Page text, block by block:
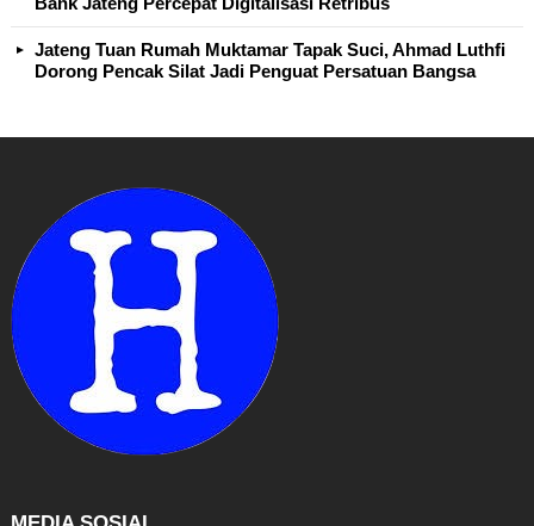
Jateng Tuan Rumah Muktamar Tapak Suci, Ahmad Luthfi
Dorong Pencak Silat Jadi Penguat Persatuan Bangsa